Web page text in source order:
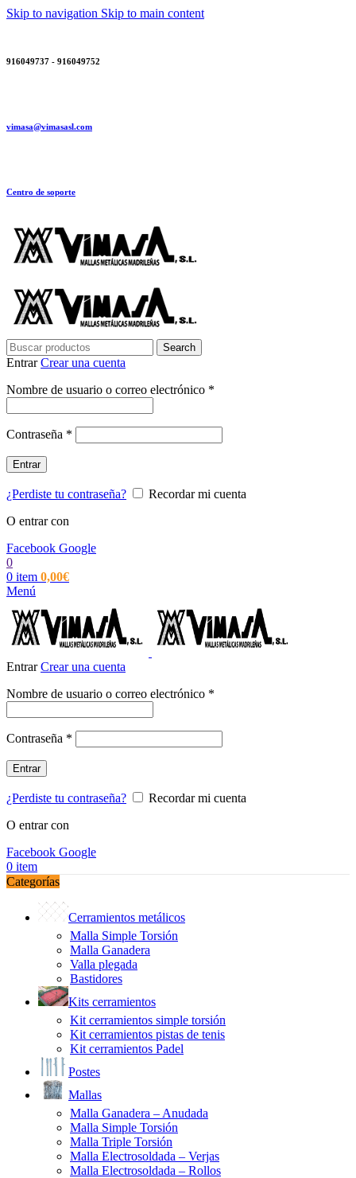
Skip to navigation Skip to main content
916049737 - 916049752
vimasa@vimasasl.com
Centro de soporte
Search
EntrarCrear una cuenta
Nombre de usuario o correo electrónico *
Contraseña *
Entrar
¿Perdiste tu contraseña?
Recordar mi cuenta
O entrar con
Facebook Google
0
0 item 0,00€
Menú
EntrarCrear una cuenta
Nombre de usuario o correo electrónico *
Contraseña *
Entrar
¿Perdiste tu contraseña?
Recordar mi cuenta
O entrar con
Facebook Google
0 item
Categorías
Cerramientos metálicos
Malla Simple Torsión
Malla Ganadera
Valla plegada
Bastidores
Kits cerramientos
Kit cerramientos simple torsión
Kit cerramientos pistas de tenis
Kit cerramientos Padel
Postes
Mallas
Malla Ganadera – Anudada
Malla Simple Torsión
Malla Triple Torsión
Malla Electrosoldada – Verjas
Malla Electrosoldada – Rollos